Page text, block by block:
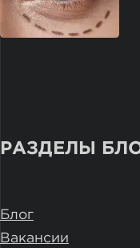
РАЗДЕЛЫ
Блог
Вакансии